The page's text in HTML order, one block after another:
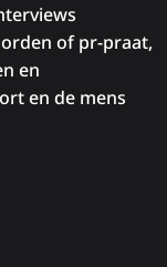
of pr-praat,
en
en de mens